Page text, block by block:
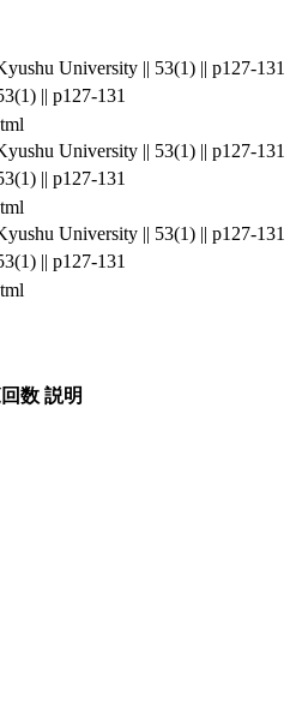
University || 53(1) || p127-131
|| p127-131
University || 53(1) || p127-131
|| p127-131
University || 53(1) || p127-131
|| p127-131
数 説明